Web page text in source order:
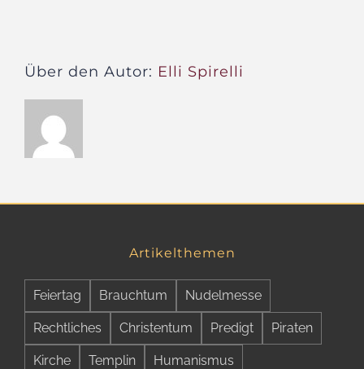
Über den Autor: Elli Spirelli
Artikelthemen
Feiertag Brauchtum Nudelmesse
Rechtliches Christentum Predigt Piraten
Kirche Templin Humanismus